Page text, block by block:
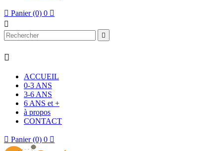
 Panier (0) 0 



ACCUEIL
0-3 ANS
3-6 ANS
6 ANS et +
à propos
CONTACT
 Panier (0) 0 